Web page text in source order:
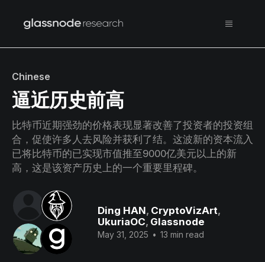
Chinese
逼近历史前高
比特币近期强劲的价格表现显著改善了投资者的投资组
合，促使许多人去风险并获利了结。这波新的资本流入
已将比特币的已实现市值推至9000亿美元以上的新
高，这是该资产历史上的一个重要里程碑。
Ding HAN, CryptoVizArt,
UkuriaOC, Glassnode
May 31, 2025 • 13 min read